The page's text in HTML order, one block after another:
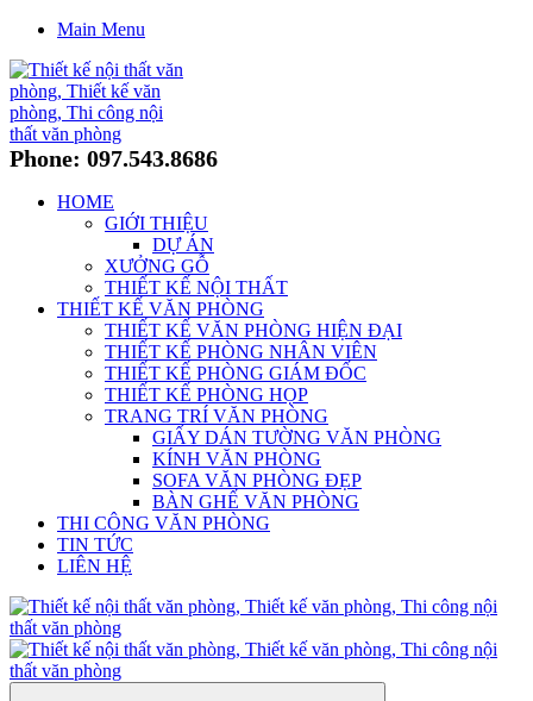
Main Menu
Phone: 097.543.8686
HOME
GIỚI THIỆU
DỰ ÁN
XƯỞNG GỖ
THIẾT KẾ NỘI THẤT
THIẾT KẾ VĂN PHÒNG
THIẾT KẾ VĂN PHÒNG HIỆN ĐẠI
THIẾT KẾ PHÒNG NHÂN VIÊN
THIẾT KẾ PHÒNG GIÁM ĐỐC
THIẾT KẾ PHÒNG HỌP
TRANG TRÍ VĂN PHÒNG
GIẤY DÁN TƯỜNG VĂN PHÒNG
KÍNH VĂN PHÒNG
SOFA VĂN PHÒNG ĐẸP
BÀN GHẾ VĂN PHÒNG
THI CÔNG VĂN PHÒNG
TIN TỨC
LIÊN HỆ